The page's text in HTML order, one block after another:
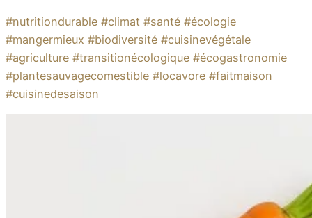
#nutritiondurable #climat #santé #écologie
#mangermieux #biodiversité #cuisinevégétale
#agriculture #transitionécologique #écogastronomie
#plantesauvagecomestible #locavore #faitmaison
#cuisinedesaison